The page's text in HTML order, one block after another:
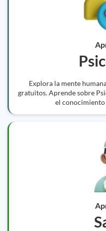
Explora la mente
gratuitos. Aprende sobre
el conocimiento